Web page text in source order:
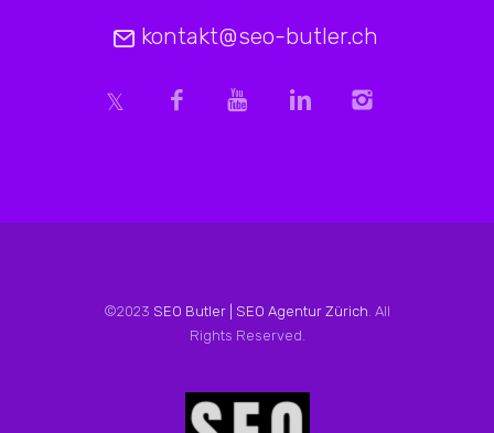
kontakt@seo-butler.ch
©2023 SEO Butler | SEO Agentur Zürich. All
Rights Reserved.